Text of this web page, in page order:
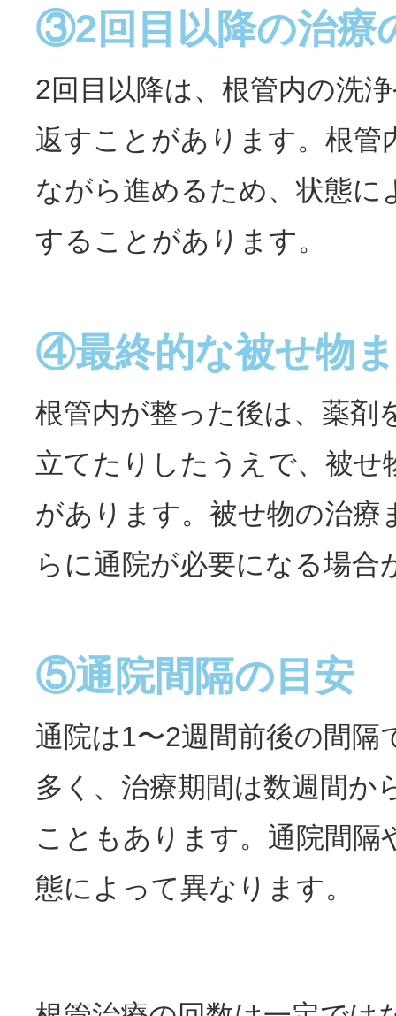
③2回目以降の治療
2回目以降は、根管内の洗
返すことがあります。根管
ながら進めるため、状態に
することがあります。
④最終的な被せ物
根管内が整った後は、薬剤
立てたりしたうえで、被せ
があります。被せ物の治療
らに通院が必要になる場合
⑤通院間隔の目安
通院は1〜2週間前後の間隔
多く、治療期間は数週間か
こともあります。通院間隔
態によって異なります。